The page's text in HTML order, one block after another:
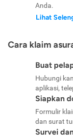
Anda.
Lihat
Cara klaim
Buat
Hubungi
aplikasi,
Siapkan
Formulir
dan surat
Survei